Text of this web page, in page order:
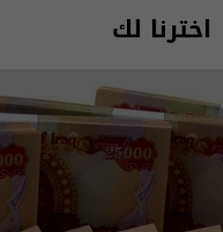
اخترنا لك